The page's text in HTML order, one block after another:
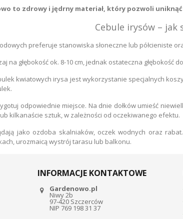
to zdrowy i jędrny materiał, który pozwoli
Cebule irysów – jak
preferuje stanowiska słoneczne lub półcieniste
na głębokość ok. 8-10 cm, jednak ostateczna głębokość
kwiatowych irysa jest wykorzystanie specjalnych
odpowiednie miejsce. Na dnie dołków umieść
kilkanaście sztuk, w zależności od oczekiwanego efektu.
jako ozdoba skalniaków, oczek wodnych oraz
urozmaicą wystrój tarasu lub balkonu.
INFORMACJE KONTAKTOWE
Gardenowo.pl
Niwy 2b
97-420 Szczerców
NIP 769 198 31 37